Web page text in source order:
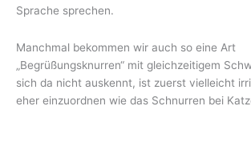
Sprache sprechen.
Manchmal bekommen wir auch so eine Art
„Begrüßungsknurren“ mit gleichzeitigem
sich da nicht auskennt, ist zuerst vielleicht
eher einzuordnen wie das Schnurren bei